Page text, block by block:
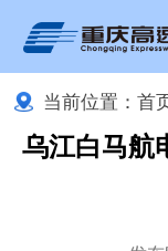
当前位置： 首
乌江白马航